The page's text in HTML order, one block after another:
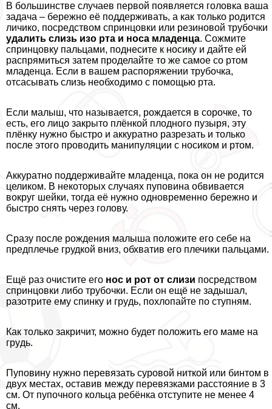
В большинстве случаев первой появляется головка ваша
задача – бережно её поддерживать, а как только родится
личико, посредством спринцовки или резиновой трубочки
удалить слизь изо рта и носа младенца. Сожмите
спринцовку пальцами, поднесите к носику и дайте ей
распрямиться затем проделайте то же самое со ртом
младенца. Если в вашем распоряжении трубочка,
отсасывать слизь необходимо с помощью рта.
Если малыш, что называется, рождается в сорочке, то
есть, его лицо закрыто плёнкой плодного пузыря, эту
плёнку нужно быстро и аккуратно разрезать и только
после этого проводить манипуляции с носиком и ртом.
Аккуратно поддерживайте младенца, пока он не родится
целиком. В некоторых случаях пуповина обвивается
вокруг шейки, тогда её нужно одновременно бережно и
быстро снять через голову.
Сразу после рождения малыша положите его себе на
предплечье грудкой вниз, обхватив его плечики пальцами.
Ещё раз очистите его нос и рот от слизи посредством
спринцовки либо трубочки. Если он ещё не задышал,
разотрите ему спинку и гpyдь, похлопайте по ступням.
Как только закричит, можно будет положить его маме на
гpyдь.
Пуповину нужно перевязать суровой ниткой или бинтом в
двух местах, оставив между перевязками расстояние в 3
см. От пупочного кольца ребёнка отступите не менее 4
см.